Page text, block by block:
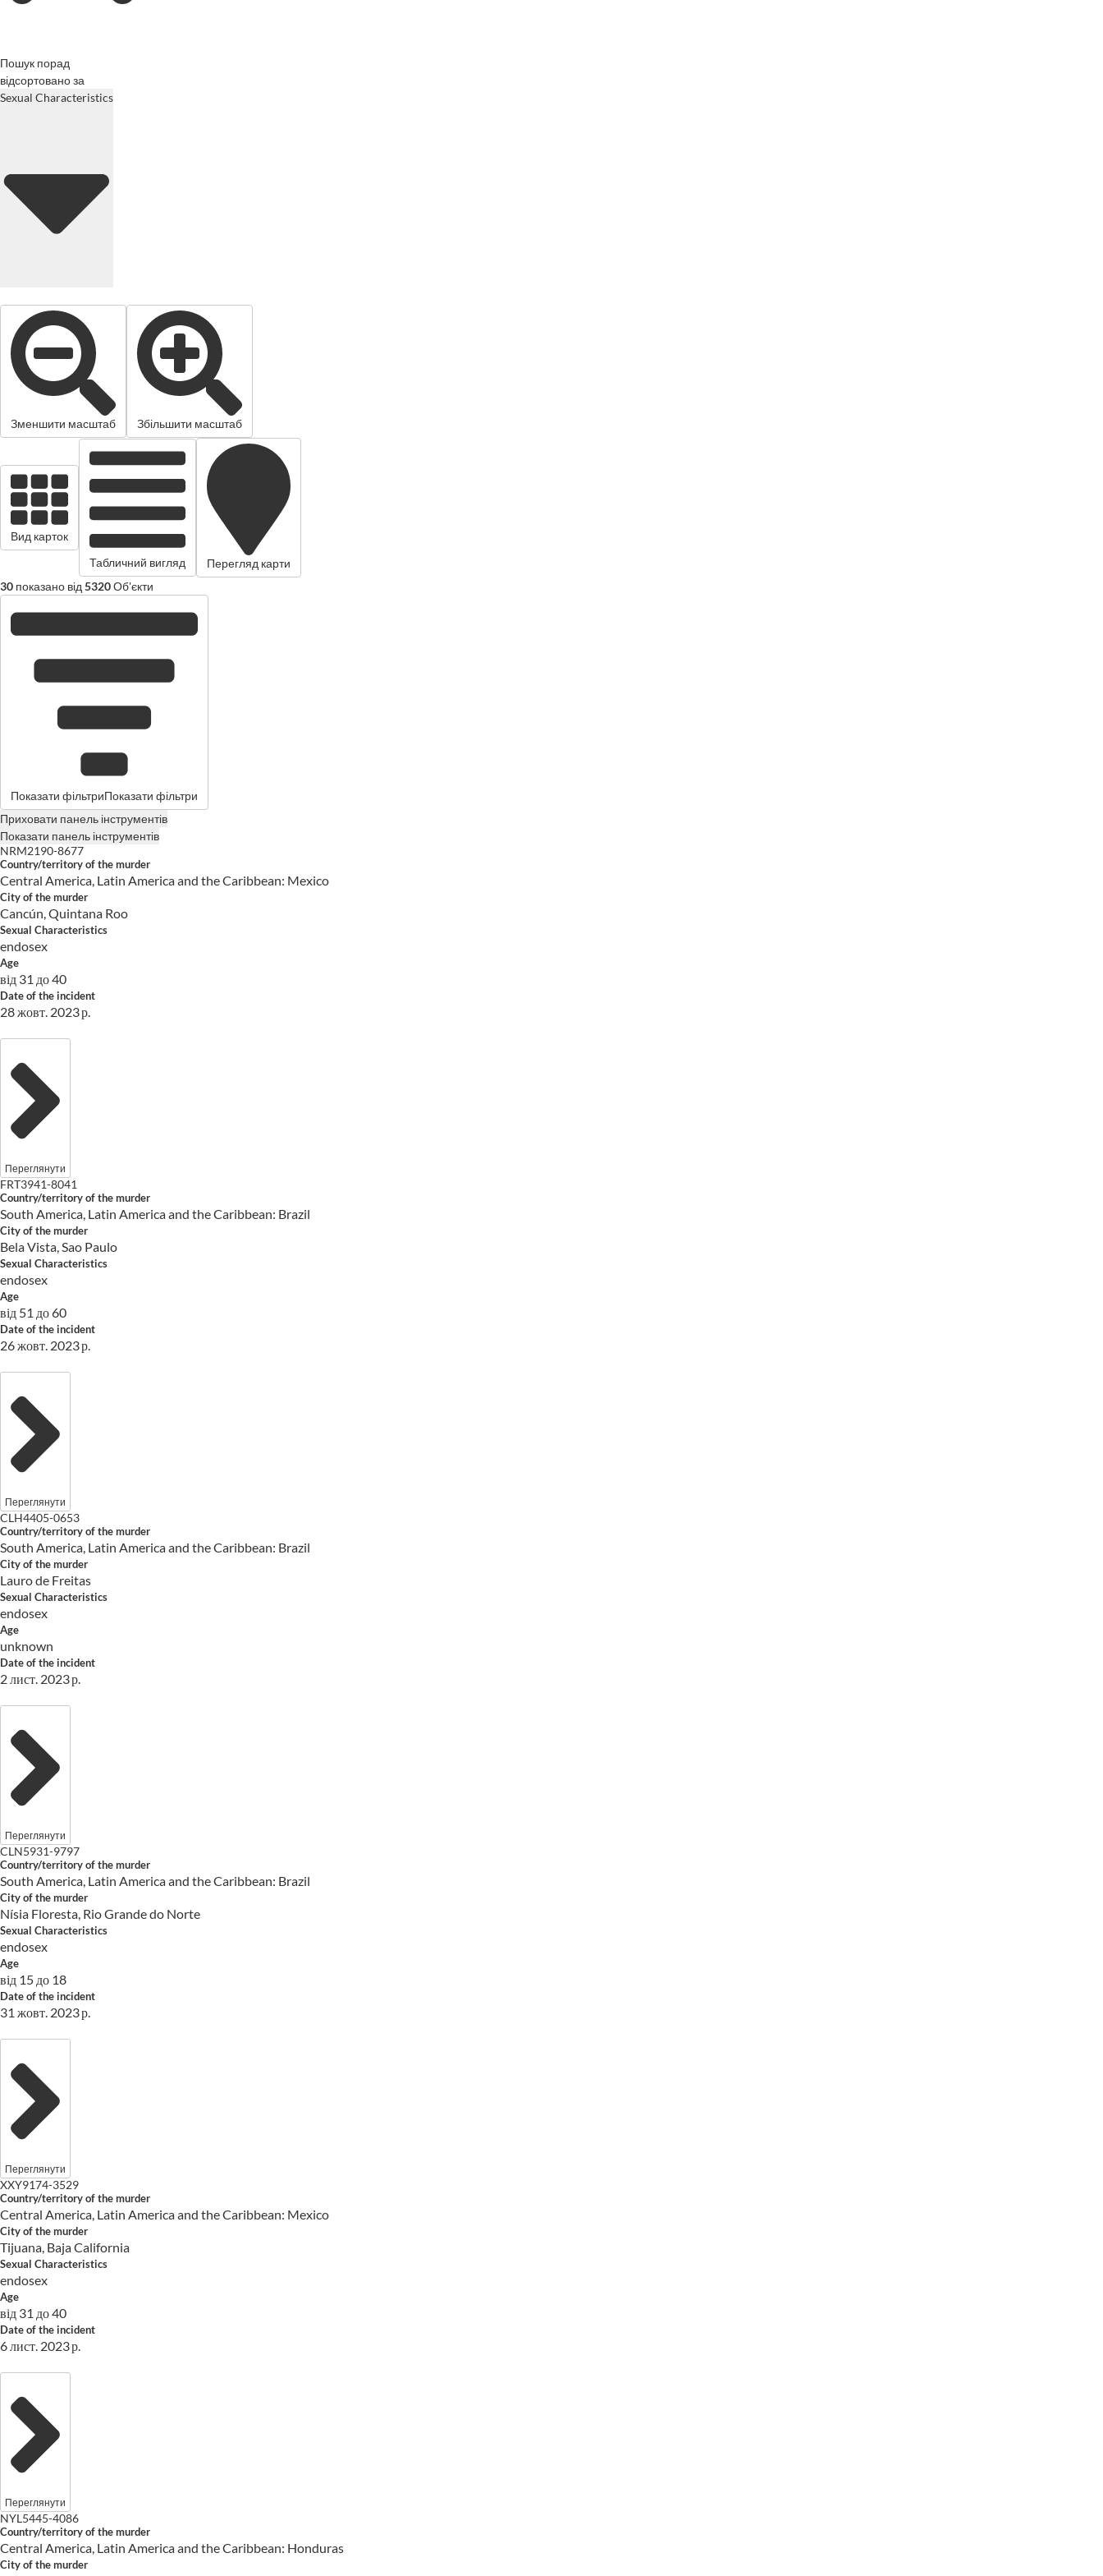
Пошук порад
відсортовано за
Sexual Characteristics
Зменшити масштаб Збільшити масштаб
Вид карток
Табличний вигляд
Перегляд карти
30 показано від 5320Об'єкти
Показати фільтриПоказати фільтри
Приховати панель інструментів
Показати панель інструментів
NRM2190-8677
Country/territory of the murder
Central America, Latin America and the Caribbean: Mexico
City of the murder
Cancún, Quintana Roo
Sexual Characteristics
endosex
Age
від 31 до 40
Date of the incident
28 жовт. 2023 р.
Переглянути
FRT3941-8041
Country/territory of the murder
South America, Latin America and the Caribbean: Brazil
City of the murder
Bela Vista, Sao Paulo
Sexual Characteristics
endosex
Age
від 51 до 60
Date of the incident
26 жовт. 2023 р.
Переглянути
CLH4405-0653
Country/territory of the murder
South America, Latin America and the Caribbean: Brazil
City of the murder
Lauro de Freitas
Sexual Characteristics
endosex
Age
unknown
Date of the incident
2 лист. 2023 р.
Переглянути
CLN5931-9797
Country/territory of the murder
South America, Latin America and the Caribbean: Brazil
City of the murder
Nísia Floresta, Rio Grande do Norte
Sexual Characteristics
endosex
Age
від 15 до 18
Date of the incident
31 жовт. 2023 р.
Переглянути
XXY9174-3529
Country/territory of the murder
Central America, Latin America and the Caribbean: Mexico
City of the murder
Tijuana, Baja California
Sexual Characteristics
endosex
Age
від 31 до 40
Date of the incident
6 лист. 2023 р.
Переглянути
NYL5445-4086
Country/territory of the murder
Central America, Latin America and the Caribbean: Honduras
City of the murder